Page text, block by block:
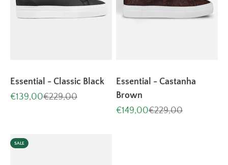
Essential - Classic Black
Aanbiedingsprijs
€139,00Normale prijs
€229,00
Essential - Castanha
Brown
Aanbiedingsprijs
€149,00Normale prijs
€229,00
SALE